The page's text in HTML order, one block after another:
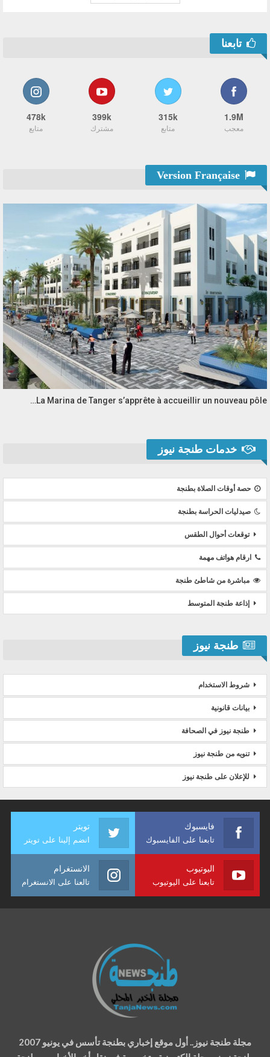
تابعنا
1.9M
معجب
315k
متابع
399k
مشترك
478k
متابع
La Marina de Tanger s’apprête à accueillir un nouveau pôle…
خدمات طنجة نيوز
حصة أوقات الصلاة بطنجة
صيدليات الحراسة بطنجة
توقعات أحوال الطقس
ارقام هواتف مهمة
مباشرة من شاطئ طنجة
إذاعة طنجة المتوسط
طنجة نيوز
شروط الاستخدام
بيانات قانونية
طنجة نيوز في الصحافة
تنويه من طنجة نيوز
للإعلان على طنجة نيوز
فايسبوك
تابعنا على الفايسبوك
تويتر
انضم إلينا على تويتر
اليوتيوب
تابعنا على اليوتيوب
الانستغرام
تالعنا على الانستغرام
مجلة طنجة نيوز.. أول موقع إخباري بطنجة تأسس في يونيو 2007